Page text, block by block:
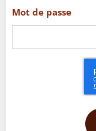
Mot de passe